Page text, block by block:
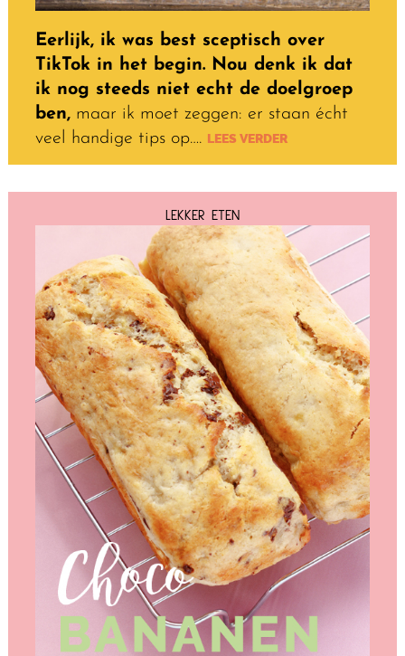
Eerlijk, ik was best sceptisch over
TikTok in het begin. Nou denk ik dat
ik nog steeds niet echt de doelgroep
ben,maar ik moet zeggen: er staan écht
veel handige tips op….LEES VERDER
LEKKER ETEN